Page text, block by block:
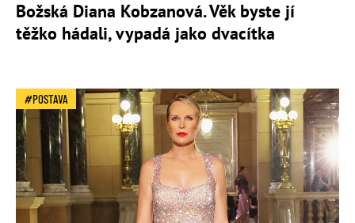
Božská Diana Kobzanová. Věk byste jí
těžko hádali, vypadá jako dvacítka
POSTAVA